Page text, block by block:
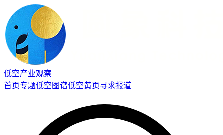
低空产业观察
首页专题低空图谱低空黄页寻求报道